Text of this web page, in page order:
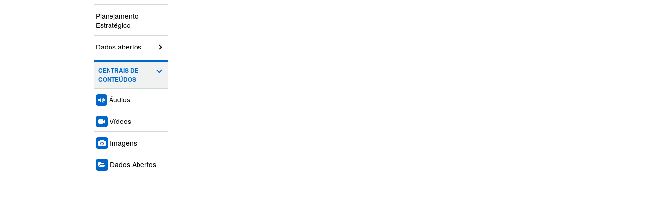
Planejamento
Estratégico
Dados abertos
CENTRAIS DE
CONTEÚDOS
Áudios
Vídeos
Imagens
Dados Abertos